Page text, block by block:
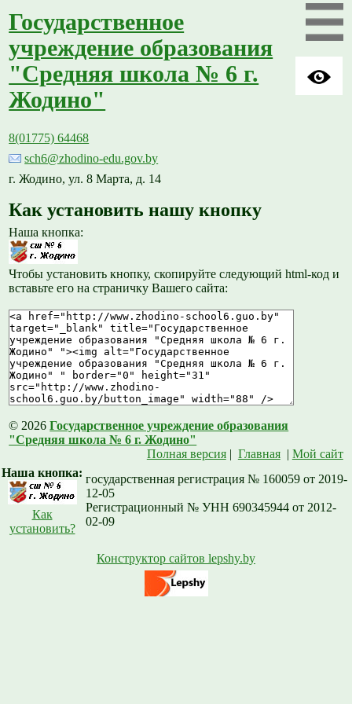
Государственное
учреждение образования
"Средняя школа № 6 г.
Жодино"
8(01775) 64468
sch6@zhodino-edu.gov.by
г. Жодино, ул. 8 Марта, д. 14
Как установить нашу кнопку
Наша кнопка:
Чтобы установить кнопку, скопируйте следующий html-код и
вставьте его на страничку Вашего сайта:
© 2026Государственное учреждение образования
"Средняя школа № 6 г. Жодино"
Полная версия| Главная| Мой сайт
Наша кнопка:
Как
установить?
государственная регистрация № 160059 от 2019-
12-05
Регистрационный № УНН 690345944 от 2012-
02-09
Конструктор сайтов lepshy.by